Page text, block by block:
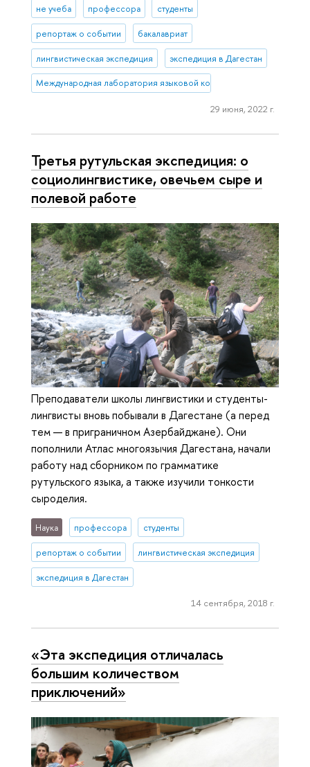
не учеба профессора студенты
репортаж о событии бакалавриат
лингвистическая экспедиция экспедиция в Дагестан
Международная лаборатория языковой конвергенции
29 июня, 2022 г.
Третья рутульская экспедиция: о
социолингвистике, овечьем сыре и
полевой работе
Преподаватели школы лингвистики и студенты-
лингвисты вновь побывали в Дагестане (а перед
тем — в приграничном Азербайджане). Они
пополнили Атлас многоязычия Дагестана, начали
работу над сборником по грамматике
рутульского языка, а также изучили тонкости
сыроделия.
Наука профессора студенты
репортаж о событии лингвистическая экспедиция
экспедиция в Дагестан
14 сентября, 2018 г.
«Эта экспедиция отличалась
большим количеством
приключений»